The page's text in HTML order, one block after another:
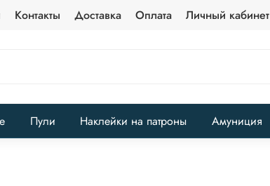
Контакты Доставка Оплата Личный кабинет
Пули Наклейки на патроны Амуниция